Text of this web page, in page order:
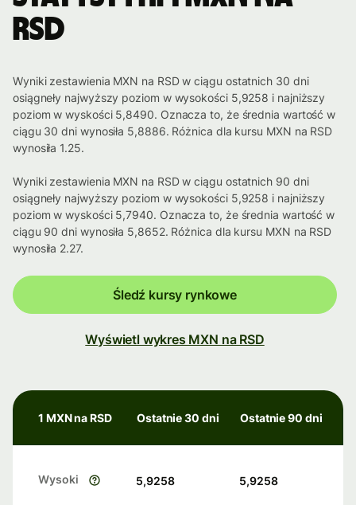
RSD
Wyniki zestawienia MXN na RSD w ciągu ostatnich 30 dni
osiągneły najwyższy poziom w wysokości 5,9258 i najniższy
poziom w wyskości 5,8490. Oznacza to, że średnia wartość w
ciągu 30 dni wynosiła 5,8886. Różnica dla kursu MXN na RSD
wynosiła 1.25.
Wyniki zestawienia MXN na RSD w ciągu ostatnich 90 dni
osiągneły najwyższy poziom w wysokości 5,9258 i najniższy
poziom w wyskości 5,7940. Oznacza to, że średnia wartość w
ciągu 90 dni wynosiła 5,8652. Różnica dla kursu MXN na RSD
wynosiła 2.27.
Śledź kursy rynkowe
Wyświetl wykres MXN na RSD
1 MXN na RSD Ostatnie 30 dni Ostatnie 90 dni
Wysoki 5,9258 5,9258